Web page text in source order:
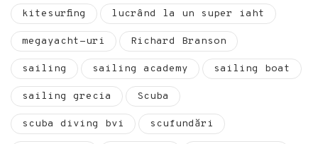
kitesurfing lucrând la un super iaht
megayacht-uri Richard Branson
sailing sailing academy sailing boat
sailing grecia Scuba
scuba diving bvi scufundări